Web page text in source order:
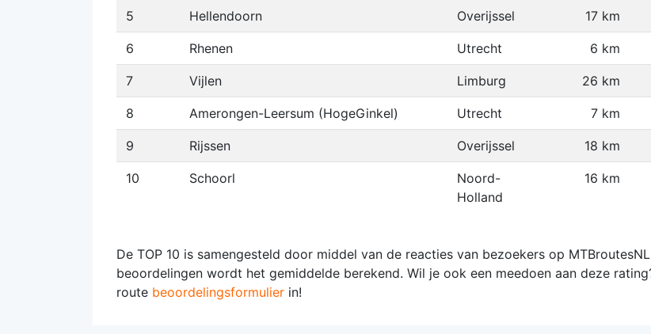
5 Hellendoorn Overijssel 17 km
6 Rhenen Utrecht 6 km
7 Vijlen Limburg 26 km
8 Amerongen-Leersum (HogeGinkel) Utrecht 7 km
9 Rijssen Overijssel 18 km
10 Schoorl
Noord-
Holland
16 km
De TOP 10 is samengesteld door middel van de reacties van bezoekers op
beoordelingen wordt het gemiddelde berekend. Wil je ook een meedoen aan deze
route beoordelingsformulier in!